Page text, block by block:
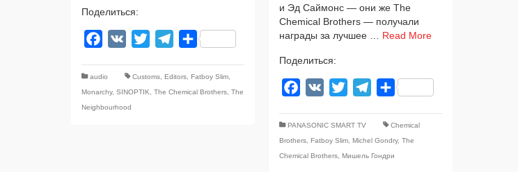
Поделиться:
Facebook
VK Twitter TelegramОтправить
audio Customs, Editors, Fatboy Slim,
Monarchy, SINOPTIK, The Chemical Brothers, The
Neighbourhood
и Эд Саймонс — они же The
Chemical Brothers — полу­ча­ли
награ­ды за луч­шее … Read More
Поделиться:
Facebook
VK TwitterTelegramОтправить
PANASONIC SMART TV
Chemical
Brothers ,Fatboy Slim ,Michel Gondry,The
Chemical Brothers ,Мишель Гондри